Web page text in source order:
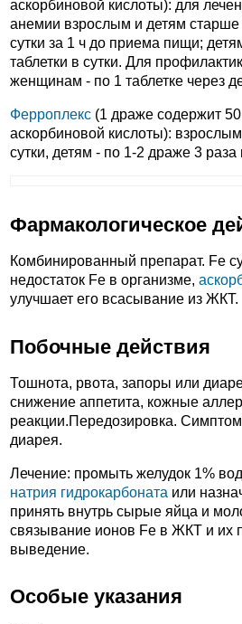
аскорбиновой кислоты): для
анемии взрослым и детям старше
сутки за 1 ч до приема пищи;
таблетки в сутки. Для
женщинам - по 1 таблетке через
Ферроплекс (1 драже содержит
аскорбиновой кислоты):
сутки, детям - по 1-2 драже 3 раза
Фармакологическое
Комбинированный препарат. Fe
недостаток Fe в организме,
улучшает его всасывание из ЖКТ.
Побочные действия
Тошнота, рвота, запоры или
снижение аппетита, кожные
реакции.Передозировка.
диарея.
Лечение: промыть желудок 1%
натрия гидрокарбоната или
принять внутрь сырые яйца и
связывание ионов Fe в ЖКТ и их
выведение.
Особые указания